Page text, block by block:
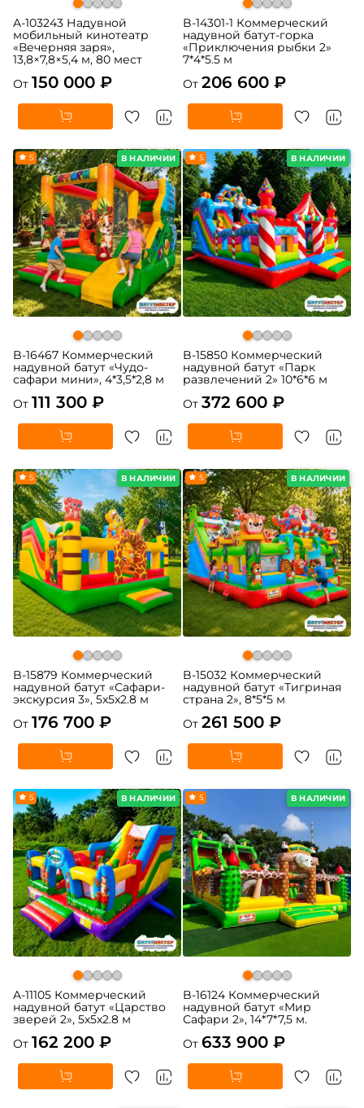
A-103243 Надувной
мобильный кинотеатр
«Вечерняя заря»,
13,8×7,8×5,4 м, 80 мест
От 150 000 ₽
B-14301-1 Коммерческий
надувной батут-горка
«Приключения рыбки 2»
7*4*5.5 м
От 206 600 ₽
В НАЛИЧИИ
5
B-16467 Коммерческий
надувной батут «Чудо-
сафари мини», 4*3,5*2,8 м
От 111 300 ₽
В НАЛИЧИИ
5
B-15850 Коммерческий
надувной батут «Парк
развлечений 2» 10*6*6 м
От 372 600 ₽
В НАЛИЧИИ
5
B-15879 Коммерческий
надувной батут «Сафари-
экскурсия 3», 5x5x2.8 м
От 176 700 ₽
В НАЛИЧИИ
5
B-15032 Коммерческий
надувной батут «Тигриная
страна 2», 8*5*5 м
От 261 500 ₽
В НАЛИЧИИ
5
A-11105 Коммерческий
надувной батут «Царство
зверей 2», 5x5x2.8 м
От 162 200 ₽
В НАЛИЧИИ
5
B-16124 Коммерческий
надувной батут «Мир
Сафари 2», 14*7*7,5 м.
От 633 900 ₽